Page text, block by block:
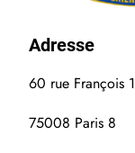
Adresse
60 rue François
75008 Paris 8